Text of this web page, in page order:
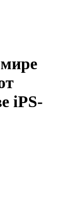
iPS-